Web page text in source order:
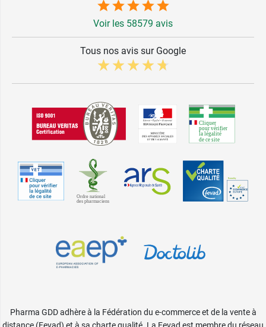
Voir les 58579 avis
Tous nos avis sur Google
Pharma GDD adhère à la Fédération du e-commerce et de la vente à
distance (Fevad) et à sa charte qualité. La Fevad est membre du réseau